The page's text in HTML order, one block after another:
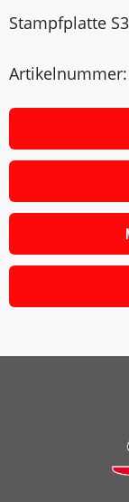
Stampfplatte
Artikelnummer: